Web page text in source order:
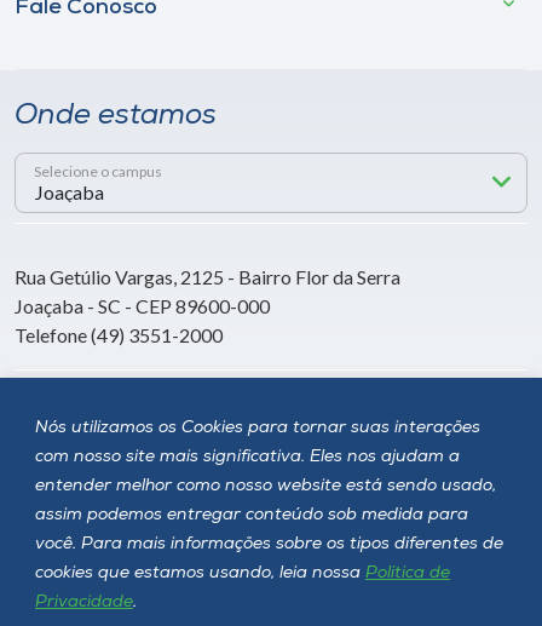
Nós utilizamos os Cookies para tornar suas interações
com nosso site mais significativa. Eles nos ajudam a
entender melhor como nosso website está sendo usado,
assim podemos entregar conteúdo sob medida para
você. Para mais informações sobre os tipos diferentes de
cookies que estamos usando, leia nossa Política de
Privacidade.
Fale Conosco
Onde estamos
Selecione o campus
Rua Getúlio Vargas, 2125 - Bairro Flor da Serra
Joaçaba - SC - CEP 89600-000
Telefone (49) 3551-2000
Siga a Unoesc